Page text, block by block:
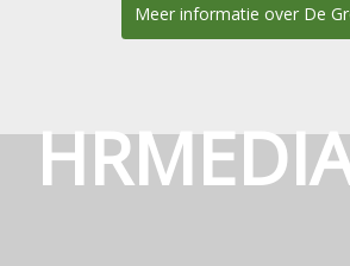
Meer informatie over De